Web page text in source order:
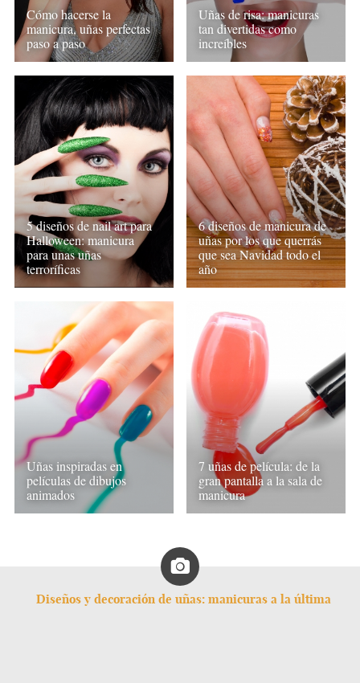
Cómo hacerse la
manicura, uñas perfectas
paso a paso
Uñas de risa: manicuras
tan divertidas como
increíbles
5 diseños de nail art para
Halloween: manicura
para unas uñas
terroríficas
6 diseños de manicura de
uñas por los que querrás
que sea Navidad todo el
año
Uñas inspiradas en
películas de dibujos
animados
7 uñas de película: de la
gran pantalla a la sala de
manicura
Diseños y decoración de uñas: manicuras a la última